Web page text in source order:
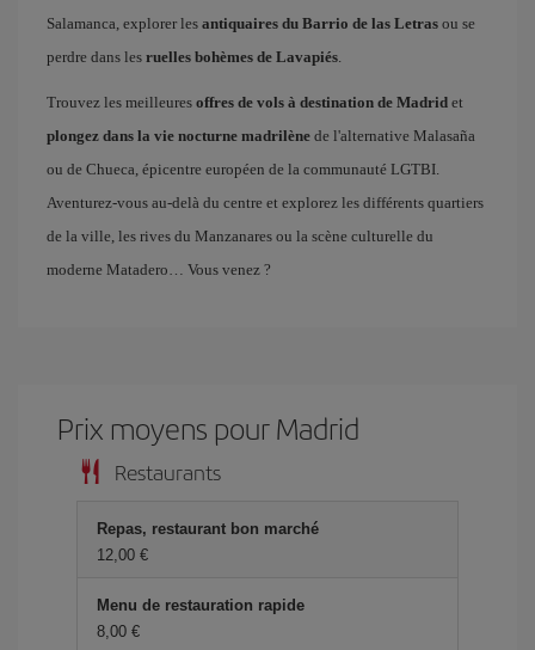
Salamanca, explorer les antiquaires du Barrio de las Letras ou se
perdre dans les ruelles bohèmes de Lavapiés.
Trouvez les meilleures offres de vols à destination de Madrid et
plongez dans la vie nocturne madrilène de l'alternative Malasaña
ou de Chueca, épicentre européen de la communauté LGTBI.
Aventurez-vous au-delà du centre et explorez les différents quartiers
de la ville, les rives du Manzanares ou la scène culturelle du
moderne Matadero… Vous venez ?
Prix ​​moyens pour Madrid
Restaurants
Repas, restaurant bon marché
12,00 €
Menu de restauration rapide
8,00 €